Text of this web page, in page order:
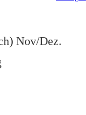
Nov/Dez.